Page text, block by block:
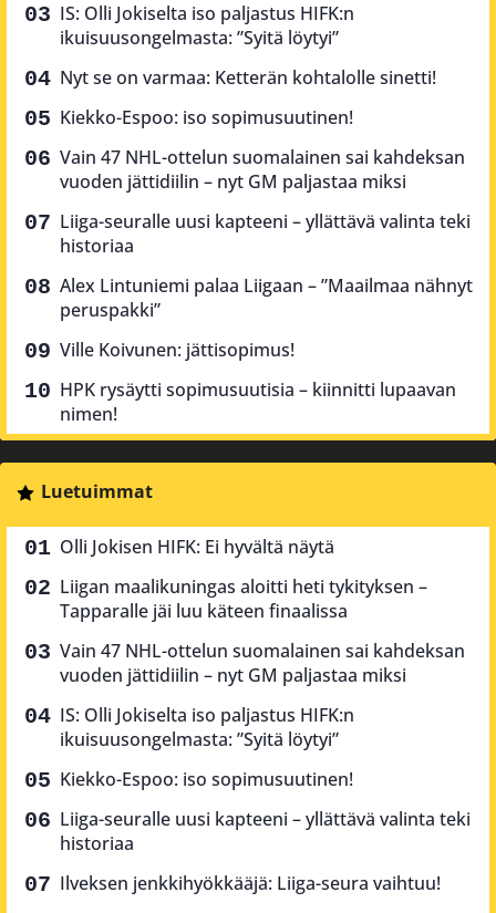
IS: Olli Jokiselta iso paljastus HIFK:n
ikuisuusongelmasta: ”Syitä löytyi”
Nyt se on varmaa: Ketterän kohtalolle sinetti!
Kiekko-Espoo: iso sopimusuutinen!
Vain 47 NHL-ottelun suomalainen sai kahdeksan
vuoden jättidiilin – nyt GM paljastaa miksi
Liiga-seuralle uusi kapteeni – yllättävä valinta teki
historiaa
Alex Lintuniemi palaa Liigaan – ”Maailmaa nähnyt
peruspakki”
Ville Koivunen: jättisopimus!
HPK rysäytti sopimusuutisia – kiinnitti lupaavan
nimen!
Luetuimmat
Olli Jokisen HIFK: Ei hyvältä näytä
Liigan maalikuningas aloitti heti tykityksen –
Tapparalle jäi luu käteen finaalissa
Vain 47 NHL-ottelun suomalainen sai kahdeksan
vuoden jättidiilin – nyt GM paljastaa miksi
IS: Olli Jokiselta iso paljastus HIFK:n
ikuisuusongelmasta: ”Syitä löytyi”
Kiekko-Espoo: iso sopimusuutinen!
Liiga-seuralle uusi kapteeni – yllättävä valinta teki
historiaa
Ilveksen jenkkihyökkääjä: Liiga-seura vaihtuu!